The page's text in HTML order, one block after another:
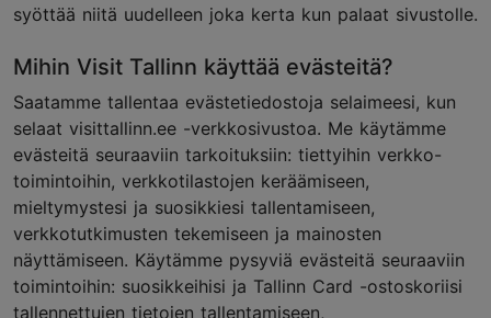
syöttää niitä uudelleen joka kerta kun palaat sivustolle.
Mihin Visit Tallinn käyttää evästeitä?
Saatamme tallentaa evästetiedostoja selaimeesi, kun
selaat visittallinn.ee -verkkosivustoa. Me käytämme
evästeitä seuraaviin tarkoituksiin: tiettyihin verkko-
toimintoihin, verkkotilastojen keräämiseen,
mieltymystesi ja suosikkiesi tallentamiseen,
verkkotutkimusten tekemiseen ja mainosten
näyttämiseen. Käytämme pysyviä evästeitä seuraaviin
toimintoihin: suosikkeihisi ja Tallinn Card -ostoskoriisi
tallennettujen tietojen tallentamiseen,